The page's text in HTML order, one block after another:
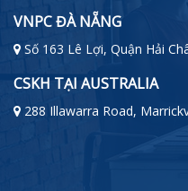
VNPC ĐÀ NẴNG
Số 163 Lê Lợi, Quận Hải
CSKH TẠI AUSTRALIA
288 Illawarra Road,